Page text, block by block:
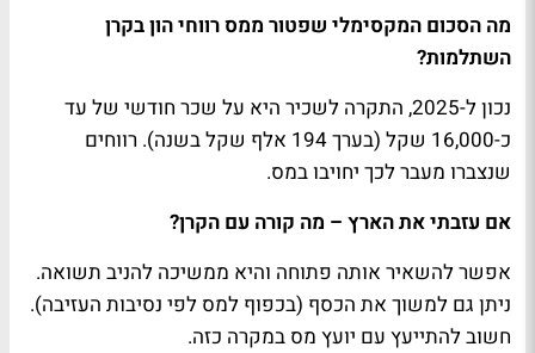
מה הסכום המקסימלי שפטור ממס רווחי הון בקרן
השתלמות?
נכון ל-2025, התקרה לשכיר היא על שכר חודשי של עד
כ-16,000 שקל (בערך 194 אלף שקל בשנה). רווחים
שנצברו מעבר לכך יחויבו במס.
אם עזבתי את הארץ – מה קורה עם הקרן?
אפשר להשאיר אותה פתוחה והיא ממשיכה להניב תשואה.
ניתן גם למשוך את הכסף (בכפוף למס לפי נסיבות העזיבה).
חשוב להתייעץ עם יועץ מס במקרה כזה.